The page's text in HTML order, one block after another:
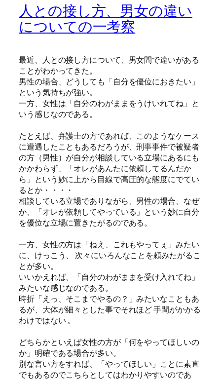
人との接し方、男女の違い
についての一考察
最近、人との接し方について、男女間で違いがある
ことがわかってきた。
男性の場合、どうしても「自分を優位におきたい」
という気持ちが強い。
一方、女性は「自分のわがままをうけいれてね」と
いう感じなのである。
たとえば、弁護士の方であれば、このようなケース
に遭遇したこともあるだろうが、刑事事件で被疑者
の方（男性）が自分が相談している立場にあるにも
かかわらず、「オレがあんたに依頼してるんだか
ら」という妙に上から目線で高圧的な態度にでてい
るとか・・・・
相談している立場でありながら、男性の場合、なぜ
か、「オレが依頼してやっている」という妙に自分
を優位な立場に置きたがるのである。
一方、女性の方は「ねえ、これもやってぇ」みたい
に、けっこう、 次々にいろんなことを頼みたがるこ
とが多い。
いいかえれば、「自分のわがままを受け入れてね」
みたいな感じなのである。
時折「えっ、そこまでやるの？」みたいなこともあ
るが、大体が細々とした事でそれほど 手間がかかる
わけではない 。
どちらかといえば女性の方が「何をやってほしいの
か」明確である場合が多い。
別な言い方をすれば、「やってほしい」ことに素直
でもあるのでこちらとしてはわかりやすいのであ